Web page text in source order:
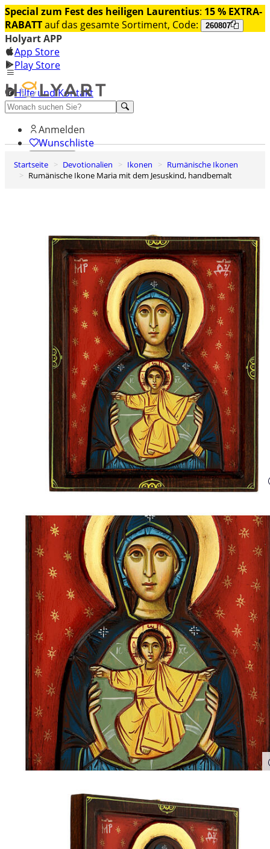
Special zum Fest des heiligen Laurentius: 15 % EXTRA-
RABATTauf das gesamte Sortiment, Code: 260807
Holyart APP
App Store
Play Store
Hilfe und Kontakt
Entdecken Sie Premium
Anmelden
Wunschliste
0
Warenkorb
Startseite Devotionalien Ikonen
Rumänische Ikonen
Rumänische Ikone Maria mit dem Jesuskind, handbemalt